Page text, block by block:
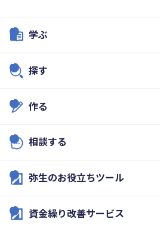
学ぶ
探す
作る
相談する
弥生のお役立ちツール
資金繰り改善サービス